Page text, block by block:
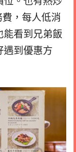
，每人低消
能看到兄弟飯
遇到優惠方